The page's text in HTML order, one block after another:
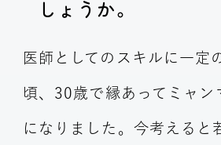
しょうか。
医師としてのスキルに一定
頃、30歳で縁あってミャン
になりました。今考えると